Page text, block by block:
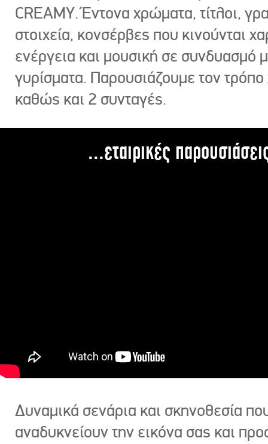
CREAMY. Έντονα χρώματα, τίτλοι,
στοιχεία, κονσέρβες που κινούνται
ενέργεια και μουσική σε συνδυασμό
γυρίσματα. Παρουσιάζουμε τον
καθώς και 2 συνταγές.
...εταιρικές
Δυναμικά σενάρια και σκηνοθεσία
αναδυκνείουν την εικόνα σας και